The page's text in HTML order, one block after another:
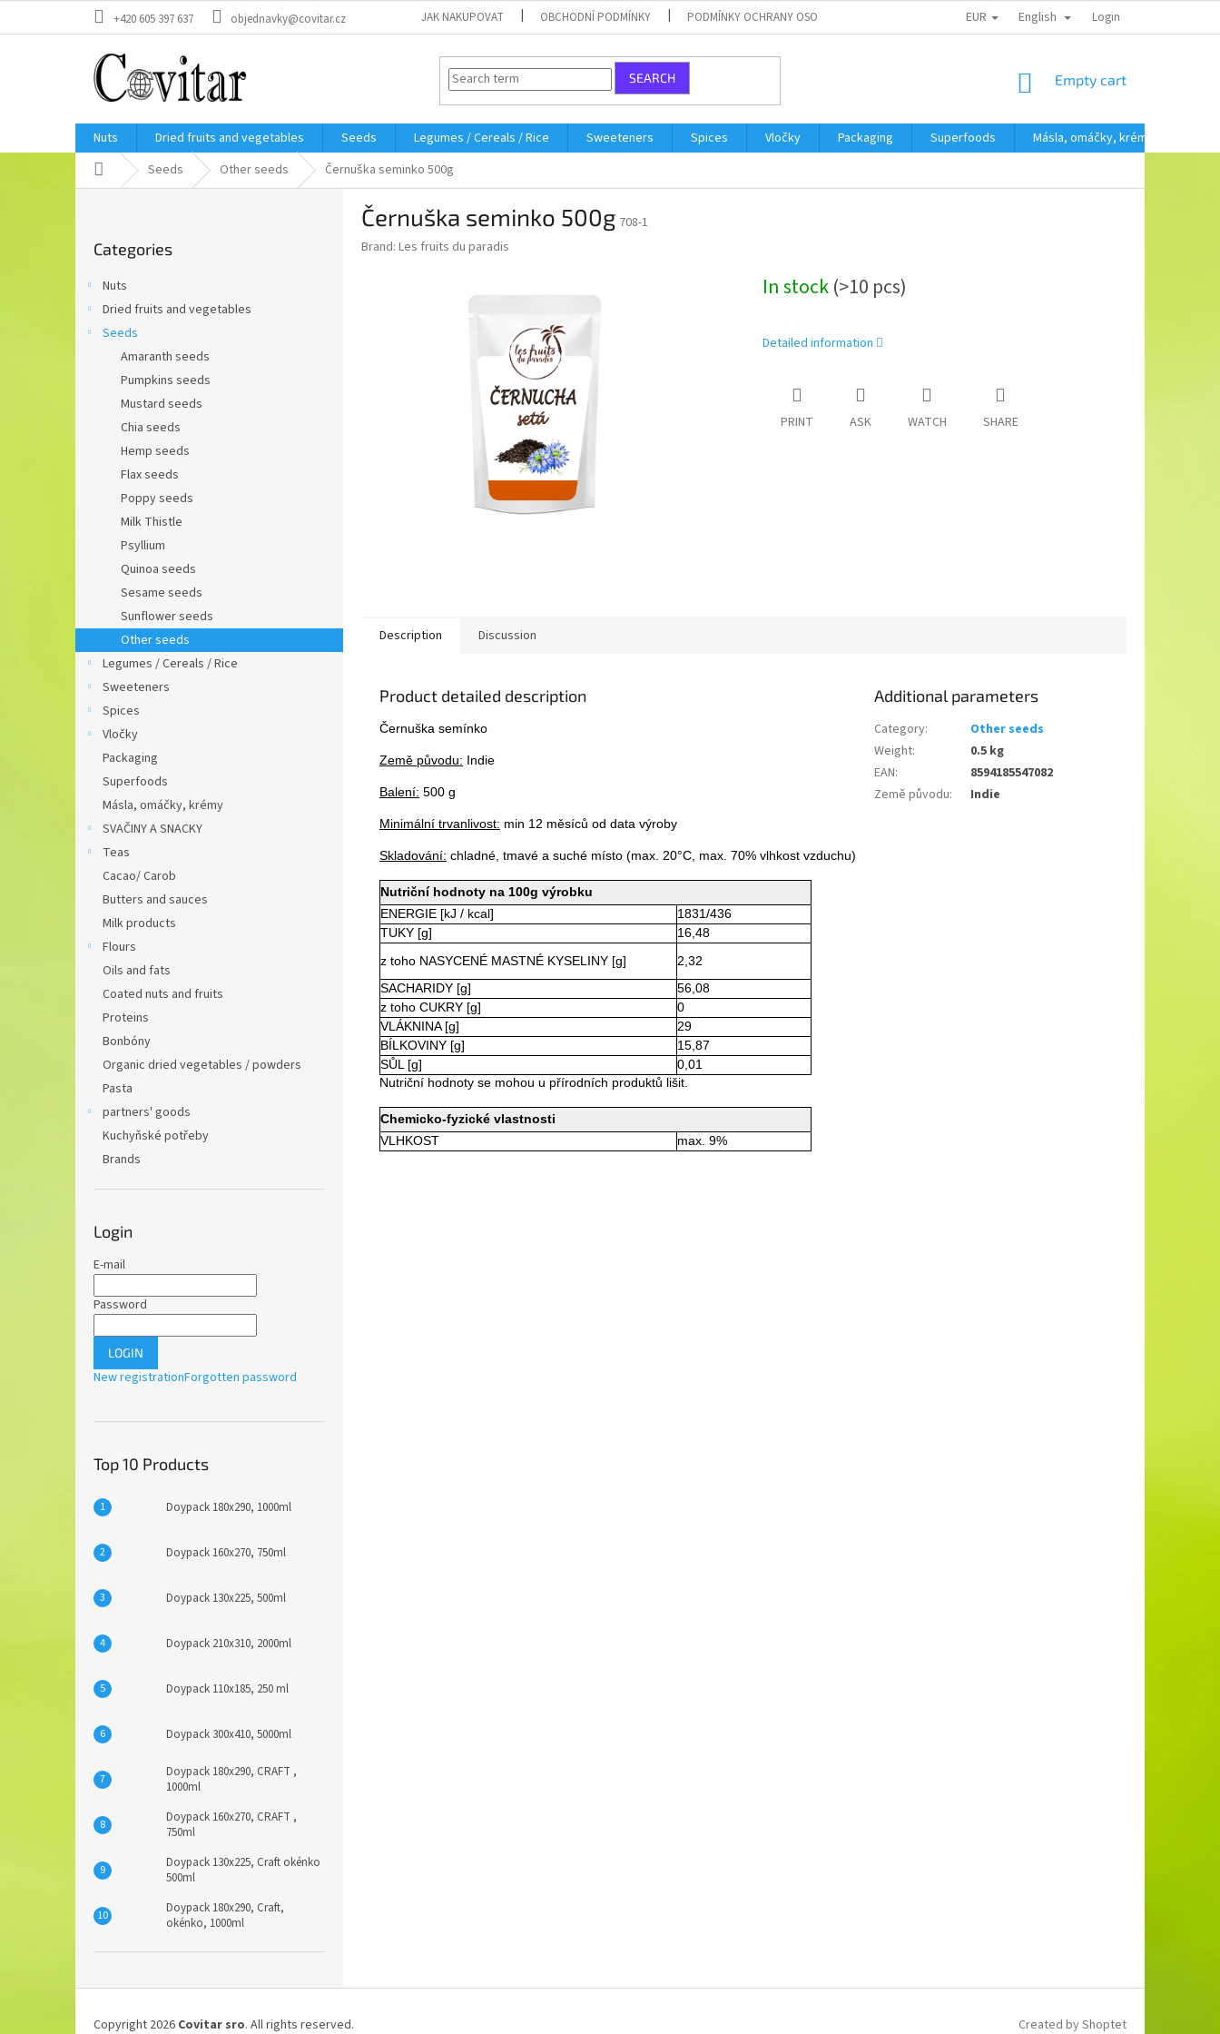
+420 605 397 637 objednavky@covitar.cz JAK NAKUPOVAT OBCHODNÍ PODMÍNKY PODMÍNKY OCHRANY OSOBNÍCH ÚDAJŮ EUR English Login
SEARCH
SHOPPING
Empty cart
Nuts Dried fruits and vegetables Seeds Legumes / Cereals / Rice Sweeteners Spices Vločky Packaging Superfoods Másla, omáčky, krémy
Home Seeds Other seeds Černuška seminko 500g
categories
Categories
Nuts
Dried fruits and vegetables
Seeds
Amaranth seeds
Pumpkins seeds
Mustard seeds
Chia seeds
Hemp seeds
Flax seeds
Poppy seeds
Milk Thistle
Psyllium
Quinoa seeds
Sesame seeds
Sunflower seeds
Other seeds
Legumes / Cereals / Rice
Sweeteners
Spices
Vločky
Packaging
Superfoods
Másla, omáčky, krémy
SVAČINY A SNACKY
Teas
Cacao/ Carob
Butters and sauces
Milk products
Flours
Oils and fats
Coated nuts and fruits
Proteins
Bonbóny
Organic dried vegetables / powders
Pasta
partners' goods
Kuchyňské potřeby
Brands
Login
E-mail
Password
LOGIN
New registrationForgotten password
Top 10 Products
Doypack 180x290, 1000ml
Doypack 160x270, 750ml
Doypack 130x225, 500ml
Doypack 210x310, 2000ml
Doypack 110x185, 250 ml
Doypack 300x410, 5000ml
Doypack 180x290, CRAFT ,
1000ml
Doypack 160x270, CRAFT ,
750ml
Doypack 130x225, Craft okénko
500ml
Doypack 180x290, Craft,
okénko, 1000ml
Černuška seminko 500g 708-1
Brand: Les fruits du paradis
In stock(>10 pcs)
Detailed information
PRINT ASK WATCH SHARE
Description Discussion
Product detailed description
Černuška semínko
Země původu: Indie
Balení: 500 g
Minimální trvanlivost: min 12 měsíců od data výroby
Skladování: chladné, tmavé a suché místo (max. 20°C, max. 70% vlhkost vzduchu)
Nutriční hodnoty na 100g výrobku
ENERGIE [kJ / kcal]
1831/436
TUKY [g]
16,48
z toho NASYCENÉ MASTNÉ KYSELINY [g]
2,32
SACHARIDY [g]
56,08
z toho CUKRY [g]
0
VLÁKNINA [g]
29
BÍLKOVINY [g]
15,87
SŮL [g]
0,01
Nutriční hodnoty se mohou u přírodních produktů lišit.
Chemicko-fyzické vlastnosti
VLHKOST
max. 9%
Additional parameters
Category:
Other seeds
Weight:
0.5 kg
EAN:
8594185547082
Země původu: Indie
Created by Shoptet
Copyright 2026 Covitar sro. All rights reserved.